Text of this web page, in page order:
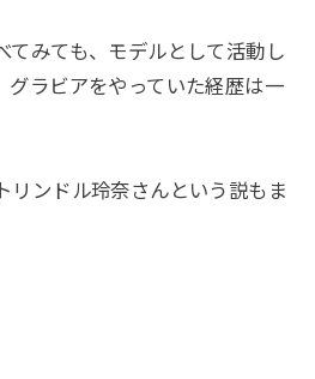
てみても、モデルとして活動し
グラビアをやっていた経歴は一
リンドル玲奈さんという説もま